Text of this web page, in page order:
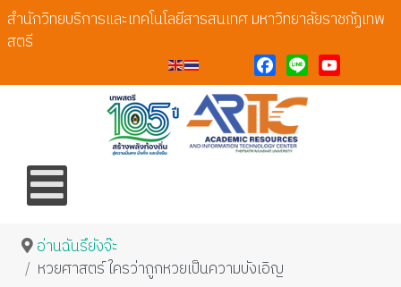
สำนักวิทยบริการและเทคโนโลยีสารสนเทศ มหาวิทยาลัยราชภัฏเทพ
สตรี
Facebook
Line YouTube
อ่านฉันรึยังจ๊ะ
หวยศาสตร์ ใครว่าถูกหวยเป็นความบังเอิญ